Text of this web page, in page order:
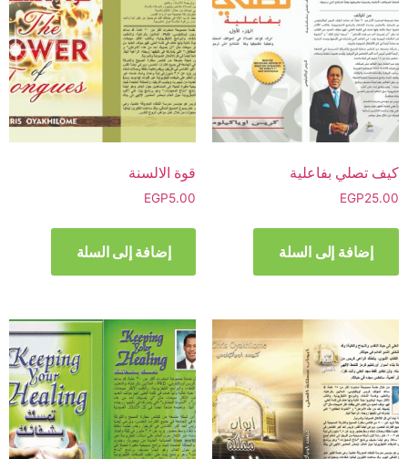
كيف تصلي بفاعلية
EGP25.00
إضافة إلى السلة
قوة الالسنة
EGP5.00
إضافة إلى السلة